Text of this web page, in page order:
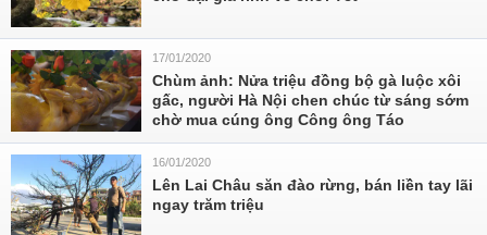
17/01/2020
Chùm ảnh: Nửa triệu đồng bộ gà luộc xôi
gấc, người Hà Nội chen chúc từ sáng sớm
chờ mua cúng ông Công ông Táo
16/01/2020
Lên Lai Châu săn đào rừng, bán liền tay lãi
ngay trăm triệu